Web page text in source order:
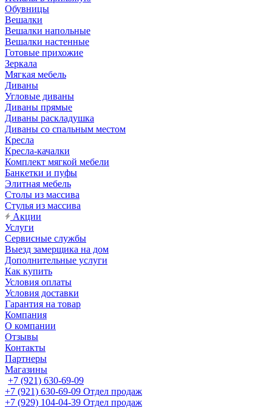
Обувницы
Вешалки
Вешалки напольные
Вешалки настенные
Готовые прихожие
Зеркала
Мягкая мебель
Диваны
Угловые диваны
Диваны прямые
Диваны раскладушка
Диваны со спальным местом
Кресла
Кресла-качалки
Комплект мягкой мебели
Банкетки и пуфы
Элитная мебель
Столы из массива
Стулья из массива
Акции
Услуги
Сервисные службы
Выезд замерщика на дом
Дополнительные услуги
Как купить
Условия оплаты
Условия доставки
Гарантия на товар
Компания
О компании
Отзывы
Контакты
Партнеры
Магазины
+7 (921) 630-69-09
+7 (921) 630-69-09 Отдел продаж
+7 (929) 104-04-39 Отдел продаж